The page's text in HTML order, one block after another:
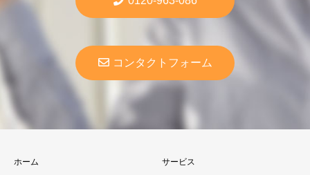
コンタクトフォーム
ホーム サービス